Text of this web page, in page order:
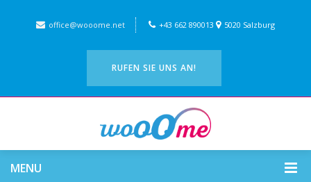
office@wooome.net +43 662 890013 5020 Salzburg
RUFEN SIE UNS AN!
MENU